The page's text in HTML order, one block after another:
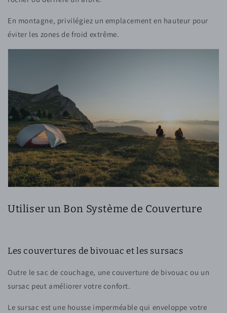
En montagne, privilégiez un emplacement en hauteur pour
éviter les zones de froid extrême.
Utiliser un Bon Système de Couverture
Les couvertures de bivouac et les sursacs
Outre le sac de couchage, une couverture de bivouac ou un
sursac peut améliorer votre confort.
Le sursac est une housse imperméable qui enveloppe votre